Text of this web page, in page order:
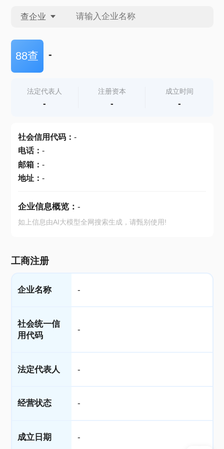
查企业
查企业
查产地
88查 -
法定代表人
-
注册资本
-
成立时间
-
社会信用代码： -
电话： -
邮箱： -
地址： -
企业信息概览： -
如上信息由AI大模型全网搜索生成，请甄别使用!
工商注册
企业名称 -
社会统一信
用代码
-
法定代表人 -
经营状态 -
成立日期 -